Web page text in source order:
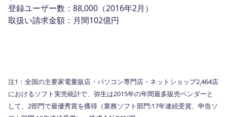
登録ユーザー数：88,000（2016年2月）
取扱い請求金額：月間102億円
注1：全国の主要家電量販店・パソコン専門店・ネットショップ2,464店
におけるソフト実売統計で、弥生は2015年の年間最多販売ベンダーと
して、2部門で最優秀賞を獲得（業務ソフト部門:17年連続受賞、申告ソ